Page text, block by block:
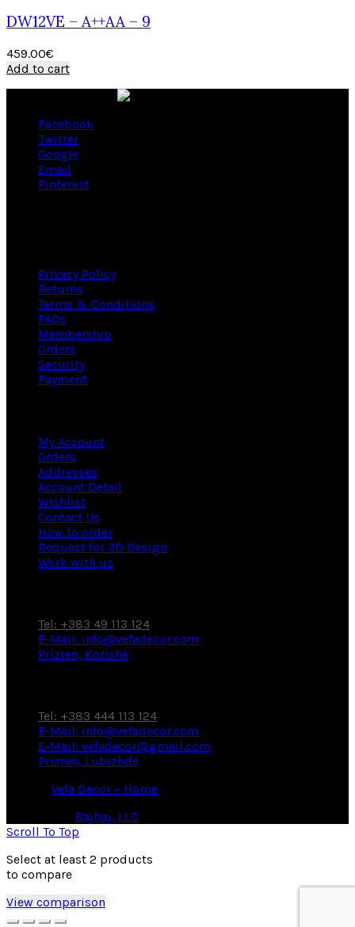
DW12VE – A++AA – 9
459.00€
Add to cart
Facebook
Twitter
Google
Email
Pinterest
Privacy Policy
Returns
Terms & Conditions
FAQs
Membership
Orders
Security
Payment
My Account
Orders
Addresses
Account Detail
Wishlist
Contact Us
How to order
Request for 3D Design
Work with us
Tel: +383 49 113 124
E-Mail: info@vefadecor.com
Prizren, Korishë
Tel: +383 444 113 124
E-Mail: info@vefadecor.com
E-Mail: vefadecor@gmail.com
Prizren, Lubizhdë
Vefa Decor – Home
Bajbaj, LLC
Scroll To Top
Select at least 2 products
to compare
View comparison